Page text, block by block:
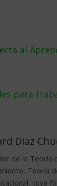
al
para
Diaz
de la Teoría
Teoría
cuya